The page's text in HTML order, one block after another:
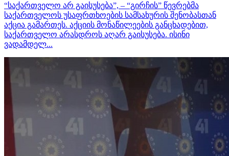
“საქართველო არ გაისუსება”, – “გირჩის” წევრებმა
საქართველოს უსაფრთხოების სამსახურის შენობასთან
აქცია გამართეს. აქციის მონაწილეების განცხადებით,
საქართველო არასდროს აღარ გაისუსება. ისინი
ვადამდელ...